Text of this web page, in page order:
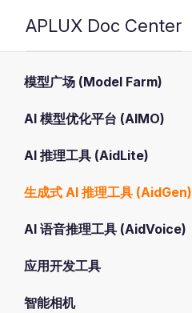
Skip to content
APLUX Doc Center
模型广场 (Model Farm)
AI 模型优化平台 (AIMO)
AI 推理工具 (AidLite)
生成式 AI 推理工具 (AidGen)
AI 语音推理工具 (AidVoice)
应用开发工具
智能相机